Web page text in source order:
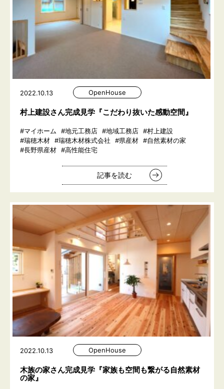
2022.10.13 OpenHouse
村上建設さん完成見学『こだわり抜いた感動空間』
#マイホーム #地元工務店 #地域工務店 #村上建設
#瑞穂木材 #瑞穂木材株式会社 #県産材 #自然素材の家
#長野県産材 #高性能住宅
記事を読む
2022.10.13 OpenHouse
木族の家さん完成見学『家族も空間も繋がる自然素材
の家』